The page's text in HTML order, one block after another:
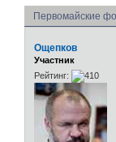
Первомайские
Ощепков
Участник
Рейтинг: